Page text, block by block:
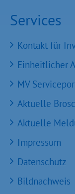
Services
Kontakt für
Einheitlicher
MV
Aktuelle
Aktuelle
Impressum
Datenschutz
Bildnachweis